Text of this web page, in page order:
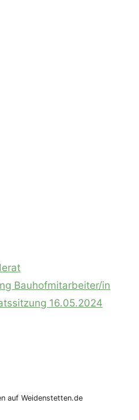
Bauhofmitarbeiter/in
16.05.2024
auf Weidenstetten.de